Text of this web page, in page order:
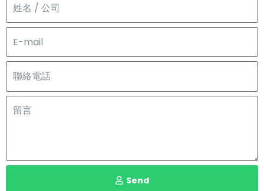
Send